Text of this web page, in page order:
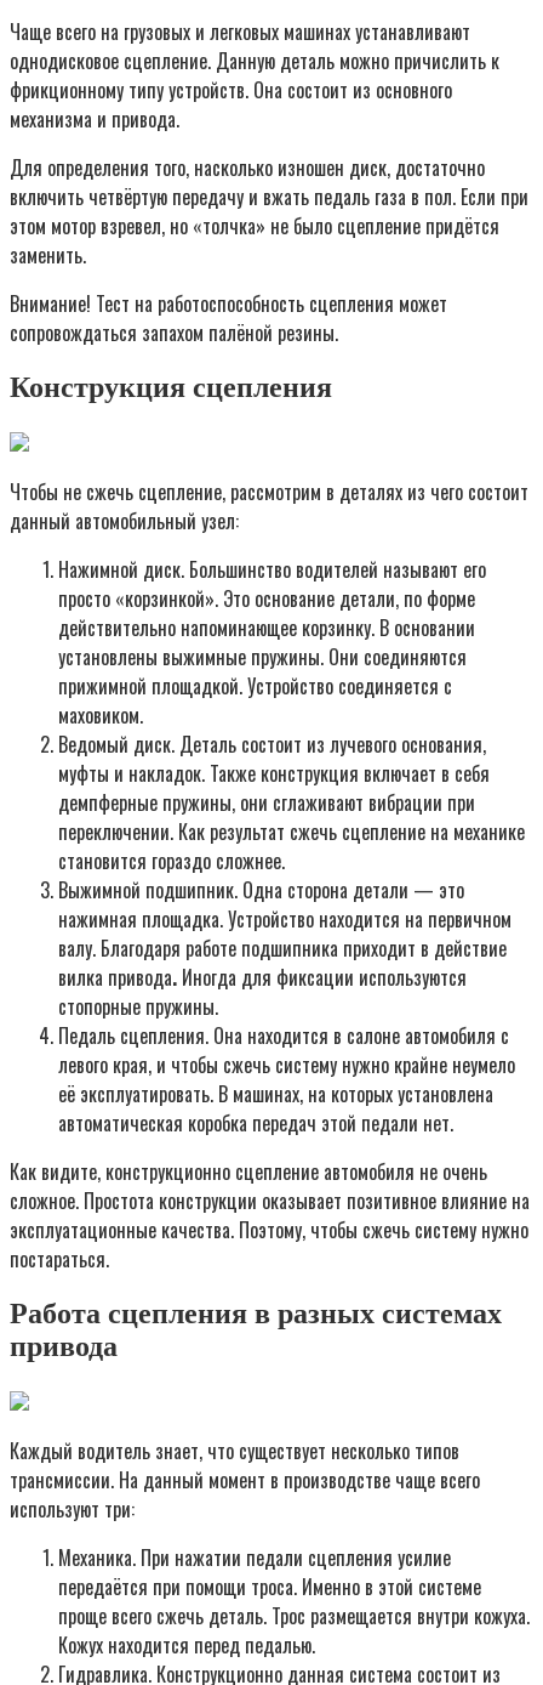
Чаще всего на грузовых и легковых машинах устанавливают
однодисковое сцепление. Данную деталь можно причислить к
фрикционному типу устройств. Она состоит из основного
механизма и привода.
Для определения того, насколько изношен диск, достаточно
включить четвёртую передачу и вжать педаль газа в пол. Если при
этом мотор взревел, но «толчка» не было сцепление придётся
заменить.
Внимание! Тест на работоспособность сцепления может
сопровождаться запахом палёной резины.
Конструкция сцепления
Чтобы не сжечь сцепление, рассмотрим в деталях из чего состоит
данный автомобильный узел:
Нажимной диск. Большинство водителей называют его
просто «корзинкой». Это основание детали, по форме
действительно напоминающее корзинку. В основании
установлены выжимные пружины. Они соединяются
прижимной площадкой. Устройство соединяется с
маховиком.
Ведомый диск. Деталь состоит из лучевого основания,
муфты и накладок. Также конструкция включает в себя
демпферные пружины, они сглаживают вибрации при
переключении. Как результат сжечь сцепление на механике
становится гораздо сложнее.
Выжимной подшипник. Одна сторона детали — это
нажимная площадка. Устройство находится на первичном
валу. Благодаря работе подшипника приходит в действие
вилка привода. Иногда для фиксации используются
стопорные пружины.
Педаль сцепления. Она находится в салоне автомобиля с
левого края, и чтобы сжечь систему нужно крайне неумело
её эксплуатировать. В машинах, на которых установлена
автоматическая коробка передач этой педали нет.
Как видите, конструкционно сцепление автомобиля не очень
сложное. Простота конструкции оказывает позитивное влияние на
эксплуатационные качества. Поэтому, чтобы сжечь систему нужно
постараться.
Работа сцепления в разных системах
привода
Каждый водитель знает, что существует несколько типов
трансмиссии. На данный момент в производстве чаще всего
используют три:
Механика. При нажатии педали сцепления усилие
передаётся при помощи троса. Именно в этой системе
проще всего сжечь деталь. Трос размещается внутри кожуха.
Кожух находится перед педалью.
Гидравлика. Конструкционно данная система состоит из